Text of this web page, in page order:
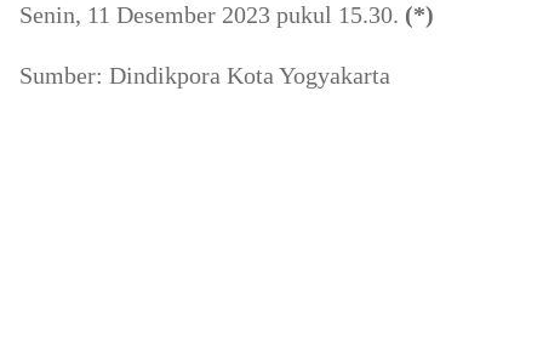
Senin, 11 Desember 2023 pukul 15.30. (*)
Sumber: Dindikpora Kota Yogyakarta